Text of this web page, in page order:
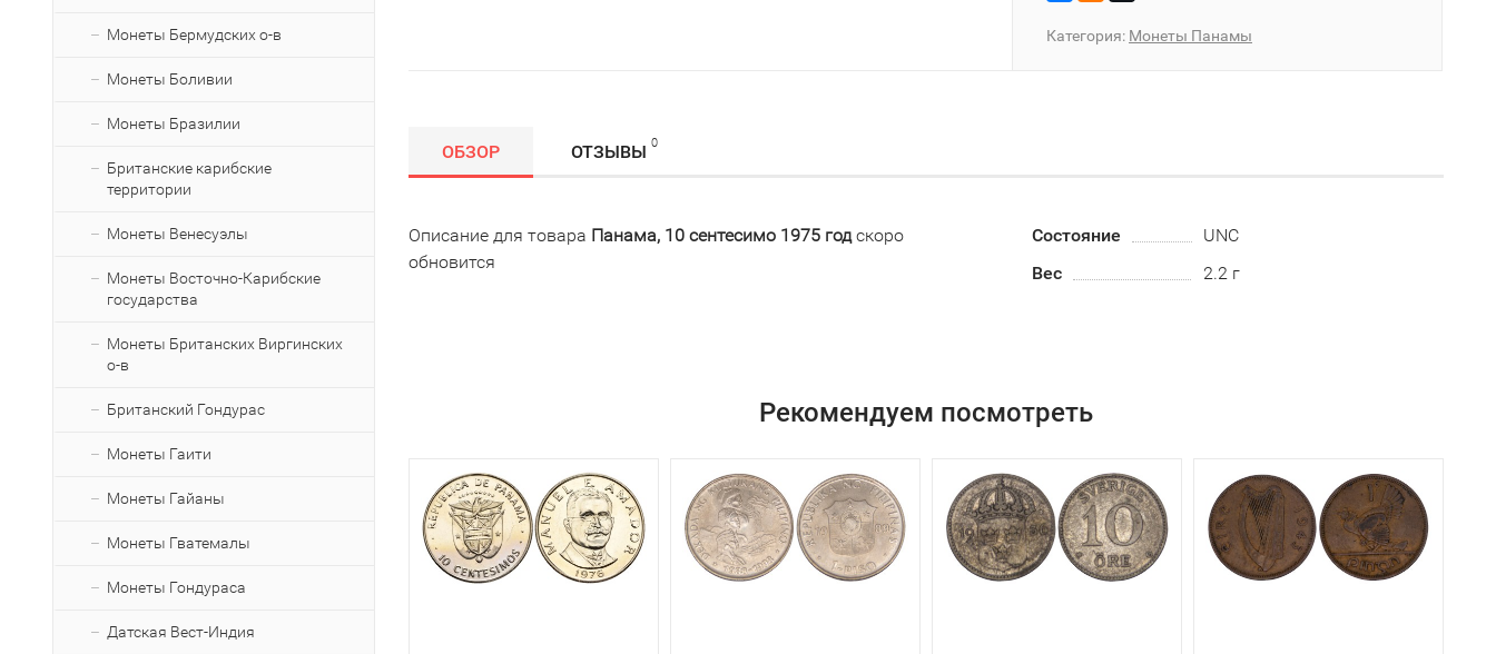
Монеты Бермудских о-в
Монеты Боливии
Монеты Бразилии
Британские карибские
территории
Монеты Венесуэлы
Монеты Восточно-Карибские
государства
Монеты Британских Виргинских
о-в
Британский Гондурас
Монеты Гаити
Монеты Гайаны
Монеты Гватемалы
Монеты Гондураса
Датская Вест-Индия
Категория: Монеты Панамы
ОБЗОР ОТЗЫВЫ 0
Описание для товара Панама, 10 сентесимо 1975 годскоро
обновится
Состояние
UNC
Вес
2.2 г
Рекомендуем посмотреть